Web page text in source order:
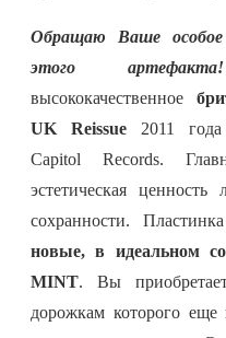
Обращаю Ваше
этого артефакта!
высококачественное
UK Reissue2011 года
Capitol Records.
эстетическая
сохранности.
новые, в идеальном
MINT. Вы
дорожкам которого еще